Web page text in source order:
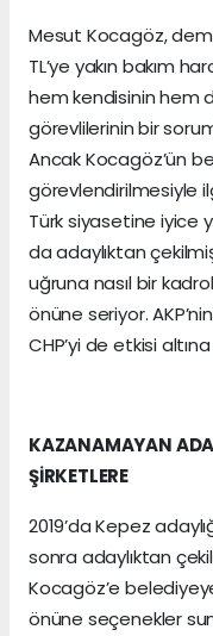
Mesut Kocagöz,
TL’ye yakın bakım
hem kendisinin hem
görevlilerinin bir
Ancak Kocagöz’ün
görevlendirilmesiyle
Türk siyasetine iyice
da adaylıktan
uğruna nasıl bir
önüne seriyor.
CHP’yi de etkisi
KAZANAMAYAN
ŞİRKETLERE
2019’da Kepez
sonra adaylıktan
Kocagöz’e
önüne seçenekler